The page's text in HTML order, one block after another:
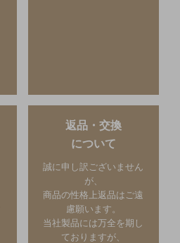
返品・交換
について
誠に申し訳ございません
が、
商品の性格上返品はご遠
慮願います。
当社製品には万全を期し
ておりますが、